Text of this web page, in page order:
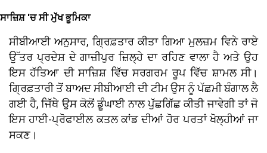
ਸਾਜ਼ਿਸ਼ 'ਚ ਸੀ ਮੁੱਖ ਭੂਮਿਕਾ
ਸੀਬੀਆਈ ਅਨੁਸਾਰ, ਗ੍ਰਿਫ਼ਤਾਰ ਕੀਤਾ ਗਿਆ ਮੁਲਜ਼ਮ ਵਿਨੇ ਰਾਏ
ਉੱਤਰ ਪ੍ਰਦੇਸ਼ ਦੇ ਗਾਜ਼ੀਪੁਰ ਜ਼ਿਲ੍ਹੇ ਦਾ ਰਹਿਣ ਵਾਲਾ ਹੈ ਅਤੇ ਉਹ
ਇਸ ਹੱਤਿਆ ਦੀ ਸਾਜ਼ਿਸ਼ ਵਿੱਚ ਸਰਗਰਮ ਰੂਪ ਵਿੱਚ ਸ਼ਾਮਲ ਸੀ।
ਗ੍ਰਿਫ਼ਤਾਰੀ ਤੋਂ ਬਾਅਦ ਸੀਬੀਆਈ ਦੀ ਟੀਮ ਉਸ ਨੂੰ ਪੱਛਮੀ ਬੰਗਾਲ ਲੈ
ਗਈ ਹੈ, ਜਿੱਥੇ ਉਸ ਕੋਲੋਂ ਡੂੰਘਾਈ ਨਾਲ ਪੁੱਛਗਿੱਛ ਕੀਤੀ ਜਾਵੇਗੀ ਤਾਂ ਜੋ
ਇਸ ਹਾਈ-ਪ੍ਰੋਫਾਈਲ ਕਤਲ ਕਾਂਡ ਦੀਆਂ ਹੋਰ ਪਰਤਾਂ ਖੋਲ੍ਹੀਆਂ ਜਾ
ਸਕਣ।